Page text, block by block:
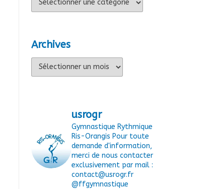
Archives
Archives
usrogr
Gymnastique Rythmique
Ris-Orangis Pour toute
demande d'information,
merci de nous contacter
exclusivement par mail :
contact@usrogr.fr
@ffgymnastique